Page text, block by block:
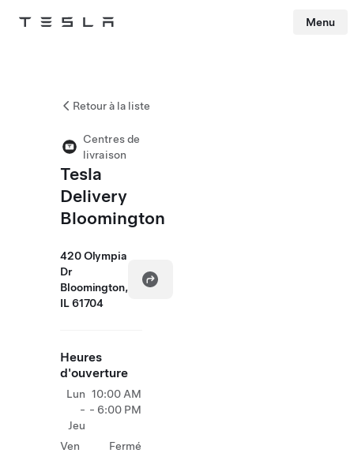
Tesla Menu
Retour à la liste
Centres de
livraison
Tesla
Delivery
Bloomington
420 Olympia
Dr
Bloomington,
IL 61704
Heures
d'ouverture
Lun
-
Jeu
10:00 AM
- 6:00 PM
Ven
Fermé